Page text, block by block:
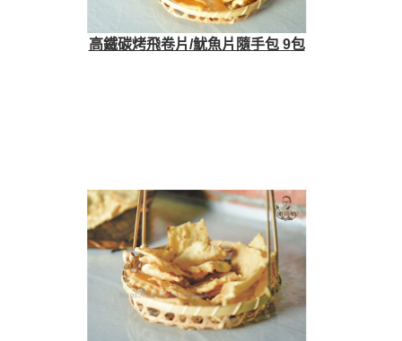
高鐵碳烤飛卷片/魷魚片隨手包 9包